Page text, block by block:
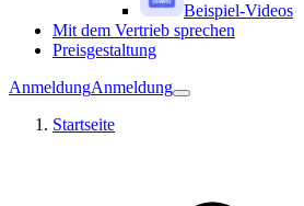
Beispiel-Videos
Mit dem Vertrieb sprechen
Preisgestaltung
AnmeldungAnmeldung
Startseite